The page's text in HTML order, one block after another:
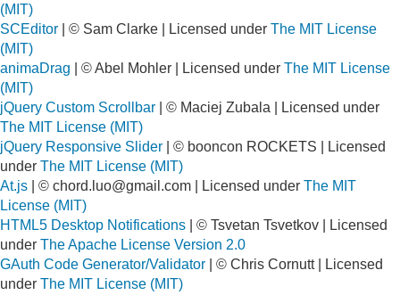
(MIT)
SCEditor | © Sam Clarke | Licensed under The MIT License
(MIT)
animaDrag | © Abel Mohler | Licensed under The MIT License
(MIT)
jQuery Custom Scrollbar | © Maciej Zubala | Licensed under
The MIT License (MIT)
jQuery Responsive Slider | © booncon ROCKETS | Licensed
under The MIT License (MIT)
At.js | © chord.luo@gmail.com | Licensed under The MIT
License (MIT)
HTML5 Desktop Notifications | © Tsvetan Tsvetkov | Licensed
under The Apache License Version 2.0
GAuth Code Generator/Validator | © Chris Cornutt | Licensed
under The MIT License (MIT)